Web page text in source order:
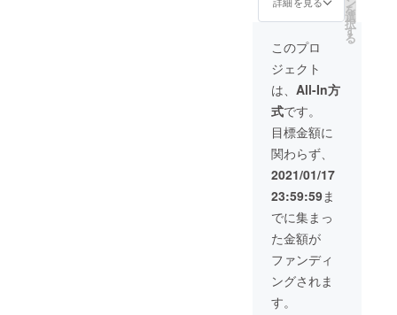
※写真は
イメー
ります
ZOOMA
DANKE
（例
２）コ
ダミラ
けん玉
スクー
ル＆サ
ロン 支
援いた
だいた
後に
メール
にて載
せるロ
ゴの
データ
のやり
取りを
させて
ロール
にお名
前記
載】 と
にかく
彼らの
ため
に、け
ん玉の
未来の
ために
応援し
たいと
いう人
向けの
プラン
です。
・ス
タッフ
全員か
を
選
択
す
る
このプロ
ジェクト
は、 All-In方
式です。
目標金額に
関わらず、
2021/01/17
23:59:59ま
でに集まっ
た金額が
ファンディ
ングされま
す。